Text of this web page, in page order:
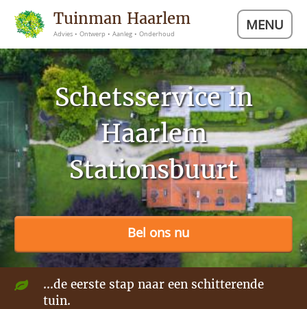
Tuinman Haarlem
Advies • Ontwerp • Aanleg • Onderhoud MENU
Schetsservice in
Haarlem
Stationsbuurt
Bel ons nu
...de eerste stap naar een schitterende
tuin.